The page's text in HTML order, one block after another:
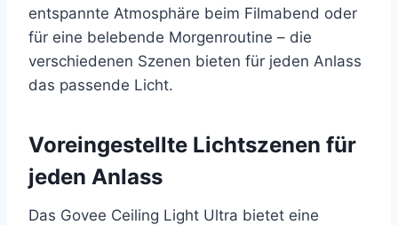
entspannte Atmosphäre beim Filmabend oder
für eine belebende Morgenroutine – die
verschiedenen Szenen bieten für jeden Anlass
das passende Licht.
Voreingestellte Lichtszenen für
jeden Anlass
Das Govee Ceiling Light Ultra bietet eine